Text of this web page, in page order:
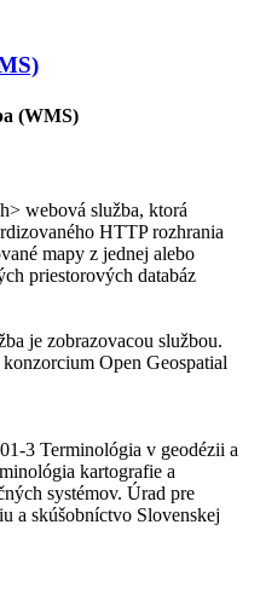
(WMS)
webová služba, ktorá
HTTP rozhrania
mapy z jednej alebo
priestorových databáz
je zobrazovacou službou.
Open Geospatial
3 Terminológia v geodézii a
kartografie a
systémov. Úrad pre
a skúšobníctvo Slovenskej